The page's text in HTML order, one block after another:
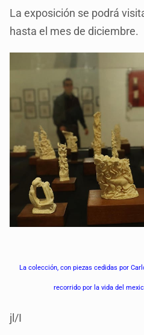
La exposición se podrá
hasta el mes de diciembre.
La colección, con piezas cedidas por
recorrido por la vida del
jl/I